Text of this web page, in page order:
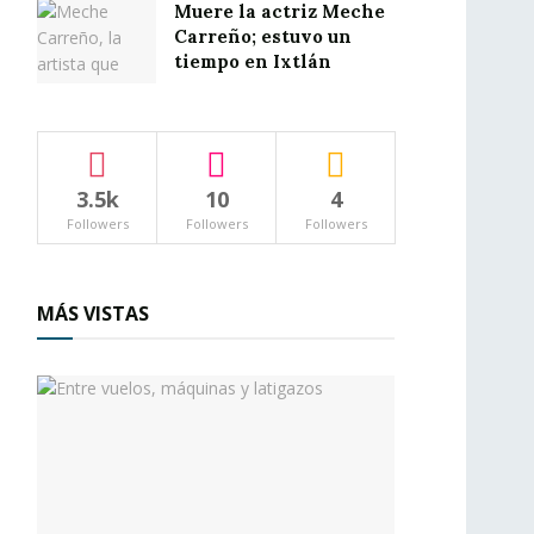
Muere la actriz Meche
Carreño; estuvo un
tiempo en Ixtlán
3.5k
Followers
10
Followers
4
Followers
MÁS VISTAS